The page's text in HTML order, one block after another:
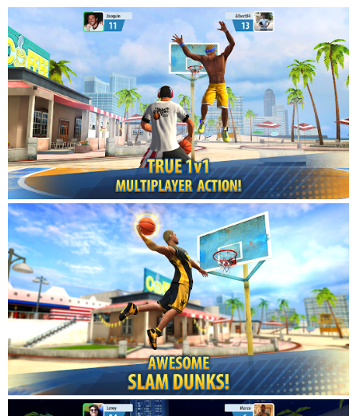
bonuses off the backboard
🏀 Slam Dunks with moves as flips, alley-oops, windmills and
more!
🏀 Conquer an extensive Career Mode to earn medals!
🏀 Join limited events and obtain unique balls and clothes each
Season!
🏀 Free to play!
--Download Basketball Stars by Miniclip NOW!--
This game requires an internet connection
This game includes optional in-game purchases (includes
random items).
Don’t miss out on the latest news:
Like Miniclip: http://facebook.com/miniclip
Follow us on Twitter: http://twitter.com/miniclip
------------------------------------
Find out more about Miniclip: http://www.miniclip.com
TERMS AND CONDITIONS: http://www.miniclip.com/terms-and-